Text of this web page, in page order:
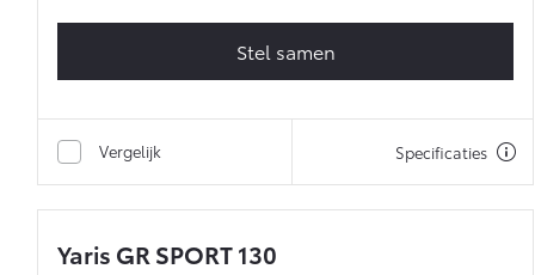
Stel samen
Vergelijk Specificaties
Yaris GR SPORT 130